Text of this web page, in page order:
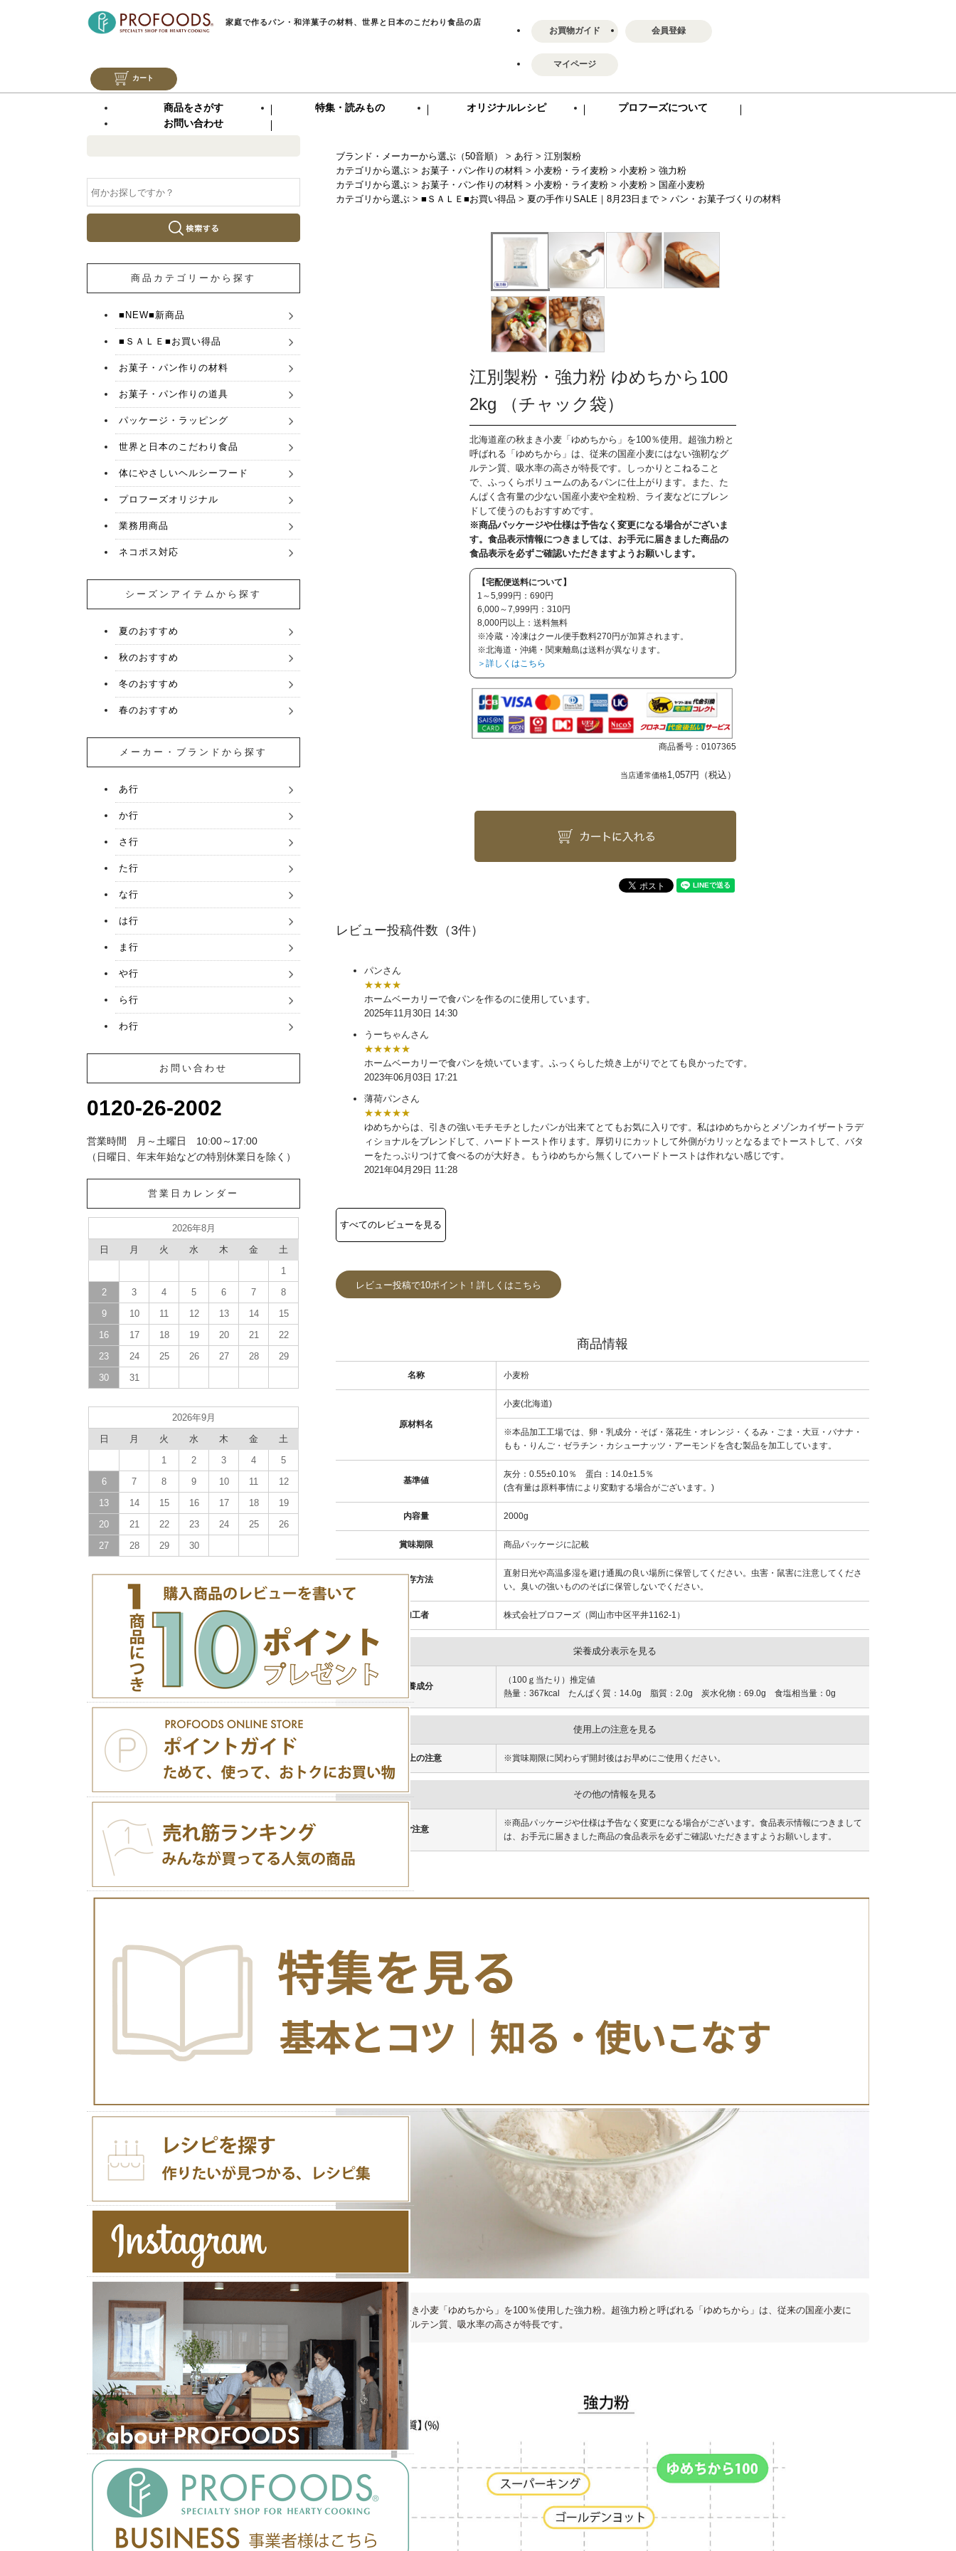
家庭で作るパン・和洋菓子の材料、世界と日本のこだわり食品の店
お買物ガイド 会員登録
マイページ
カート
商品をさがす 特集・読みもの オリジナルレシピ
プロフーズについて
お問い合わせ
ブランド・メーカーから選ぶ（50音順） > あ行 > 江別製粉
カテゴリから選ぶ > お菓子・パン作りの材料 > 小麦粉・ライ麦粉 > 小麦粉 > 強力粉
カテゴリから選ぶ > お菓子・パン作りの材料 > 小麦粉・ライ麦粉 > 小麦粉 > 国産小麦粉
カテゴリから選ぶ > ■ＳＡＬＥ■お買い得品 > 夏の手作りSALE｜8月23日まで > パン・お菓子づくりの材料
江別製粉・強力粉 ゆめちから100
2kg （チャック袋）
北海道産の秋まき小麦「ゆめちから」を100％使用。超強力粉と
呼ばれる「ゆめちから」は、従来の国産小麦にはない強靭なグ
ルテン質、吸水率の高さが特長です。しっかりとこねること
で、ふっくらボリュームのあるパンに仕上がります。また、た
んぱく含有量の少ない国産小麦や全粒粉、ライ麦などにブレン
ドして使うのもおすすめです。
※商品パッケージや仕様は予告なく変更になる場合がございま
す。食品表示情報につきましては、お手元に届きました商品の
食品表示を必ずご確認いただきますようお願いします。
【宅配便送料について】
1～5,999円：690円
6,000～7,999円：310円
8,000円以上：送料無料
※冷蔵・冷凍はクール便手数料270円が加算されます。
※北海道・沖縄・関東離島は送料が異なります。
＞詳しくはこちら
商品番号： 0107365
当店通常価格1,057円（税込）
（3件）
パンさん
★★★★
ホームベーカリーで食パンを作るのに使用しています。
2025年11月30日 14:30
うーちゃんさん
★★★★★
ホームベーカリーで食パンを焼いています。ふっくらした焼き上がりでとても良かったです。
2023年06月03日 17:21
薄荷パンさん
★★★★★
ゆめちからは、引きの強いモチモチとしたパンが出来てとてもお気に入りです。私はゆめちからとメゾンカイザートラデ
ィショナルをブレンドして、ハードトースト作ります。厚切りにカットして外側がカリッとなるまでトーストして、バタ
ーをたっぷりつけて食べるのが大好き。もうゆめちから無くしてハードトーストは作れない感じです。
2021年04月29日 11:28
レビュー投稿で10ポイント！詳しくはこちら
商品情報
名称 小麦粉
原材料名
小麦(北海道)
※本品加工工場では、卵・乳成分・そば・落花生・オレンジ・くるみ・ごま・大豆・バナナ・
もも・りんご・ゼラチン・カシューナッツ・アーモンドを含む製品を加工しています。
基準値
灰分：0.55±0.10％ 蛋白：14.0±1.5％
(含有量は原料事情により変動する場合がございます。)
内容量 2000g
賞味期限 商品パッケージに記載
保存方法
直射日光や高温多湿を避け通風の良い場所に保管してください。虫害・鼠害に注意してくださ
い。臭いの強いもののそばに保管しないでください。
加工者 株式会社プロフーズ（岡山市中区平井1162-1）
栄養成分表示を見る
栄養成分
（100ｇ当たり）推定値
熱量：367kcal たんぱく質：14.0g 脂質：2.0g 炭水化物：69.0g 食塩相当量：0g
使用上の注意を見る
使用上の注意 ※賞味期限に関わらず開封後はお早めにご使用ください。
その他の情報を見る
ご注意
※商品パッケージや仕様は予告なく変更になる場合がございます。食品表示情報につきまして
は、お手元に届きました商品の食品表示を必ずご確認いただきますようお願いします。
北海道産の秋まき小麦「ゆめちから」を100％使用した強力粉。超強力粉と呼ばれる「ゆめちから」は、従来の国産小麦に
はない強靭なグルテン質、吸水率の高さが特長です。
商品カテゴリーから探す
■NEW■新商品
■ＳＡＬＥ■お買い得品
お菓子・パン作りの材料
お菓子・パン作りの道具
パッケージ・ラッピング
世界と日本のこだわり食品
体にやさしいヘルシーフード
プロフーズオリジナル
業務用商品
ネコポス対応
シーズンアイテムから探す
夏のおすすめ
秋のおすすめ
冬のおすすめ
春のおすすめ
メーカー・ブランドから探す
あ行
か行
さ行
た行
な行
は行
ま行
や行
ら行
わ行
お問い合わせ
0120-26-2002
営業時間 月～土曜日 10:00～17:00
（日曜日、年末年始などの特別休業日を除く）
営業日カレンダー
2026年8月
日
月 火 水 木 金
土
1
2
3 4 5 6 7
8
9
10 11 12 13 14
15
16
17 18 19 20 21
22
23
24 25 26 27 28
29
30
31
2026年9月
日
月 火 水 木 金
土
1
2 3 4
5
6
7 8 9 10 11
12
13
14 15 16 17 18
19
20
21 22 23 24 25
26
27
28 29 30